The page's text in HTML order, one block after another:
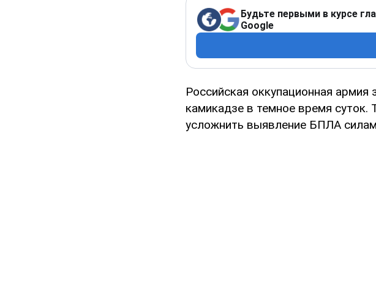
Будьте первыми в курсе
Google
Российская оккупационная
камикадзе в темное время суток.
усложнить выявление БПЛА